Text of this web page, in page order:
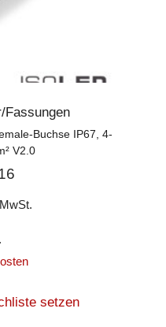
Fassungen
Buchse IP67, 4-
V2.0
setzen